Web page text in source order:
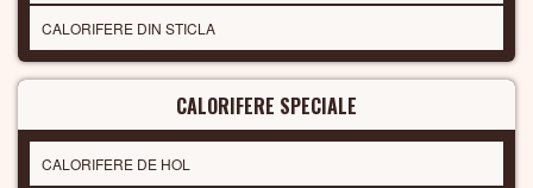
CALORIFERE DIN STICLA
CALORIFERE SPECIALE
CALORIFERE DE HOL